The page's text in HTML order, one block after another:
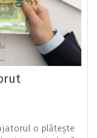
o plătește